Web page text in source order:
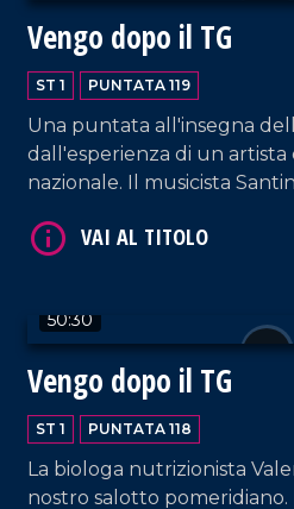
Vengo dopo il TG
ST 1 PUNTATA 119
Una puntata all'insegna
dall'esperienza di un artista
nazionale. Il musicista
accompagnato da sua
50:30
Vengo dopo il TG
ST 1 PUNTATA 118
La biologa nutrizionista
nostro salotto pomeridiano.
VAI AL TITOLO
VAI AL TITOLO